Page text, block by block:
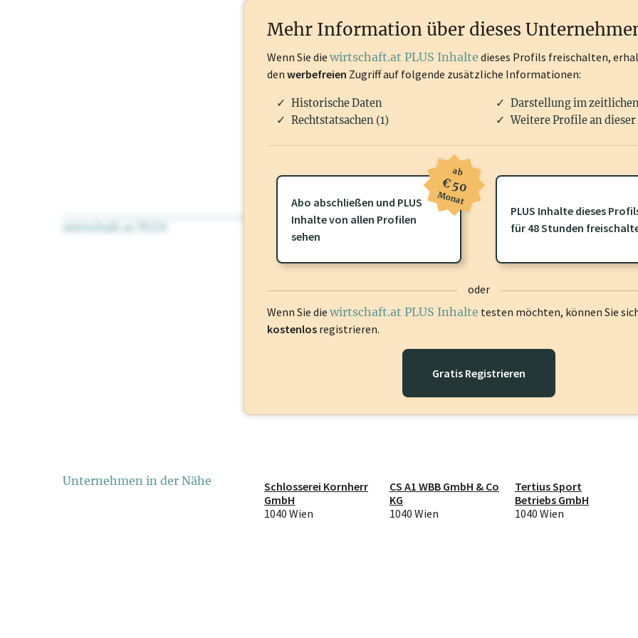
wirtschaft.at PLUS Für dieses Profil gibt es zusätzliche wirtschaft.at PLUS Inhaltedie Sie
frei oder loggen Sie sich ein um diese Inhalte zu sehen.
Mehr Information über dieses
Wenn Sie die wirtschaft.at PLUS Inhalte dieses Profils freischalten,
den werbefreien Zugriff auf folgende zusätzliche Informationen:
Historische Daten
Darstellung im
Rechtstatsachen (1)
Weitere Profile an dieser
Abo abschließen und PLUS
Inhalte von allen Profilen
sehen
ab
€ 50
Monat
PLUS Inhalte dieses
für 48 Stunden
oder
Wenn Sie die wirtschaft.at PLUS Inhalte testen möchten, können Sie
kostenlos registrieren.
Gratis Registrieren
Unternehmen in der Nähe
Schlosserei Kornherr
GmbH
1040 Wien
CS A1 WBB GmbH & Co
KG
1040 Wien
Tertius Sport
Betriebs GmbH
1040 Wien